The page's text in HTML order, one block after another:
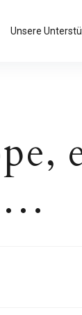
Unsere